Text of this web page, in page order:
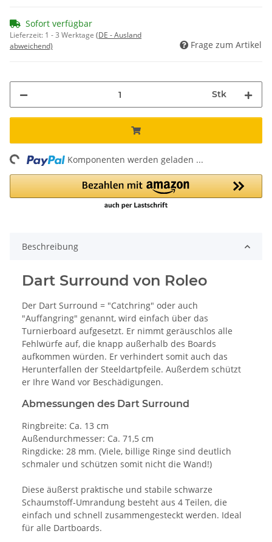
Sofort verfügbar
Lieferzeit: 1 - 3 Werktage (DE - Ausland
abweichend)
Frage zum Artikel
Stk
Komponenten werden geladen ...
Beschreibung
Dart Surround von Roleo
Der Dart Surround = "Catchring" oder auch
"Auffangring" genannt, wird einfach über das
Turnierboard aufgesetzt. Er nimmt geräuschlos alle
Fehlwürfe auf, die knapp außerhalb des Boards
aufkommen würden. Er verhindert somit auch das
Herunterfallen der Steeldartpfeile. Außerdem schützt
er Ihre Wand vor Beschädigungen.
Abmessungen des Dart Surround
Ringbreite: Ca. 13 cm
Außendurchmesser: Ca. 71,5 cm
Ringdicke: 28 mm. (Viele, billige Ringe sind deutlich
schmaler und schützen somit nicht die Wand!)
Diese äußerst praktische und stabile schwarze
Schaumstoff-Umrandung besteht aus 4 Teilen, die
einfach und schnell zusammengesteckt werden. Ideal
für alle Dartboards.